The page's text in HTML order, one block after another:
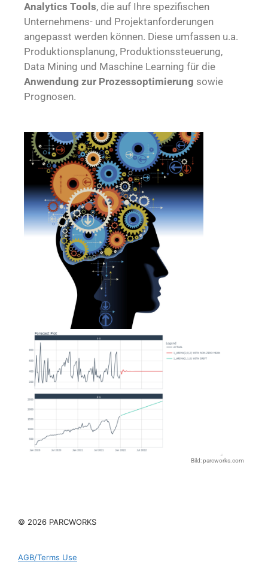
Analytics Tools, die auf Ihre spezifischen
Unternehmens- und Projektanforderungen
angepasst werden können. Diese umfassen u.a.
Produktionsplanung, Produktionssteuerung,
Data Mining und Maschine Learning für die
Anwendung zur Prozessoptimierung sowie
Prognosen.
Bild: parcworks.com
© 2026 PARCWORKS
AGB/Terms Use